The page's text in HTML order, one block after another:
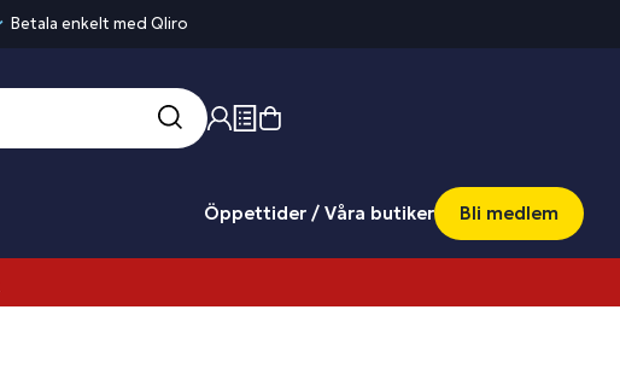
Betala enkelt med Qliro
Öppettider / Våra butiker Bli medlem